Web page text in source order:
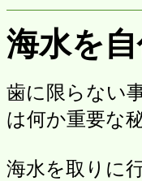
海水を
歯に限らない
は何か重要な
海水を取りに